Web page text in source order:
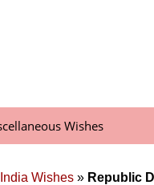
Wishes
Wishes » Republic